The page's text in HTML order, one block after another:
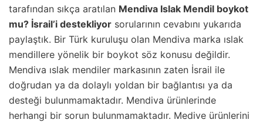
tarafından sıkça aratılan Mendiva Islak Mendil boykot
mu? İsrail’i destekliyor sorularının cevabını yukarıda
paylaştık. Bir Türk kuruluşu olan Mendiva marka ıslak
mendillere yönelik bir boykot söz konusu değildir.
Mendiva ıslak mendiler markasının zaten İsrail ile
doğrudan ya da dolaylı yoldan bir bağlantısı ya da
desteği bulunmamaktadır. Mendiva ürünlerinde
herhangi bir sorun bulunmamaktadır. Medive ürünlerini